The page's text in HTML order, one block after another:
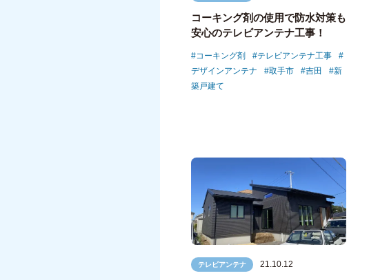
コーキング剤の使用で防水対策も
安心のテレビアンテナ工事！
コーキング剤
テレビアンテナ工事
デザインアンテナ
取手市 吉田
新
築戸建て
テレビアンテナ 21.10.12